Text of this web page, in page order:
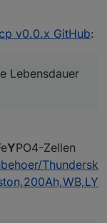
stellen.
werden sie
Leistung zu
Rundschreiben,
in unbeheizten
die Panasonic
entladen.
fundementale
v0.0.x GitHub:
Lebensdauer
YPO4-Zellen
Thundersk